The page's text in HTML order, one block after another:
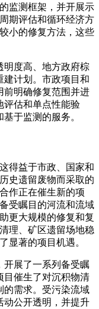
监测框架，并开展示
期评估和循环经济方
小的修复方法，这些
明度高、地方政府棕
建计划。市政项目和
前明确修复范围并进
评估和单点性能验
于监测的服务。
得益于市政、国家和
史遗留废物而采取的
作正在催生新的项
受瞩目的河流和流域
更大规模的修复和复
理、矿区遗留场地稳
显著的项目机遇。
开展了一系列备受瞩
目催生了对沉积物清
的需求。受污染流域
动公开透明，并提升